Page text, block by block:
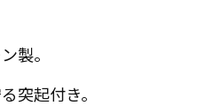
製。
突起付き。